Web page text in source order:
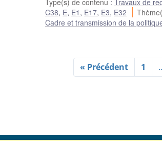
Type(s) de contenu : Travaux de
C38, E, E1 , E17, E3, E32
Cadre et transmission de la
« Précédent 1